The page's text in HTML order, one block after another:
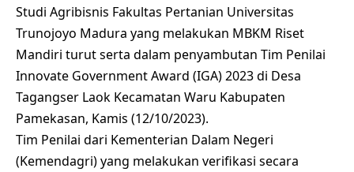
Studi Agribisnis Fakultas Pertanian Universitas
Trunojoyo Madura yang melakukan MBKM Riset
Mandiri turut serta dalam penyambutan Tim Penilai
Innovate Government Award (IGA) 2023 di Desa
Tagangser Laok Kecamatan Waru Kabupaten
Pamekasan, Kamis (12/10/2023).
Tim Penilai dari Kementerian Dalam Negeri
(Kemendagri) yang melakukan verifikasi secara